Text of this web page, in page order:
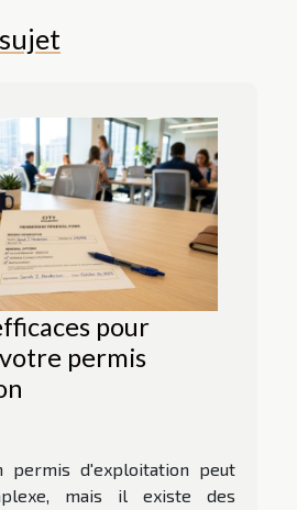
pour
permis
permis d'exploitation peut
mais il existe des